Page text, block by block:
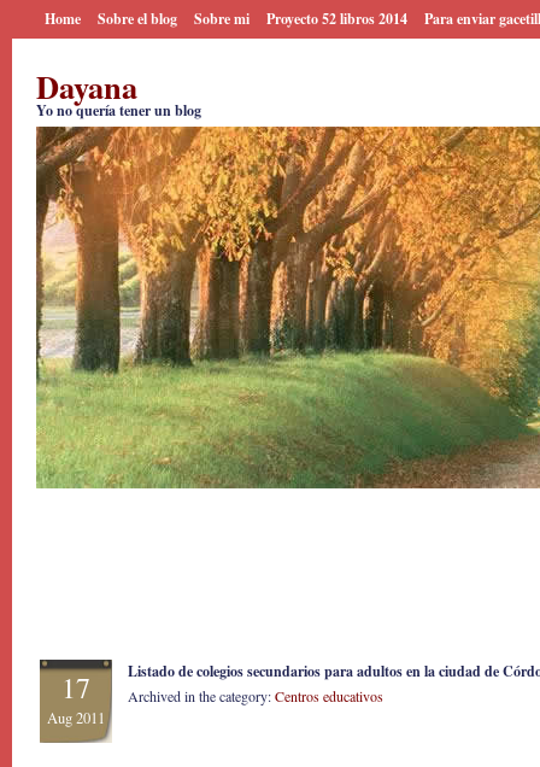
Home Sobre el blog Sobre mi Proyecto 52 libros 2014 Para enviar
Dayana
Yo no quería tener un blog
17
Aug 2011
Listado de colegios secundarios para adultos en la ciudad de
Archived in the category:Centros educativos